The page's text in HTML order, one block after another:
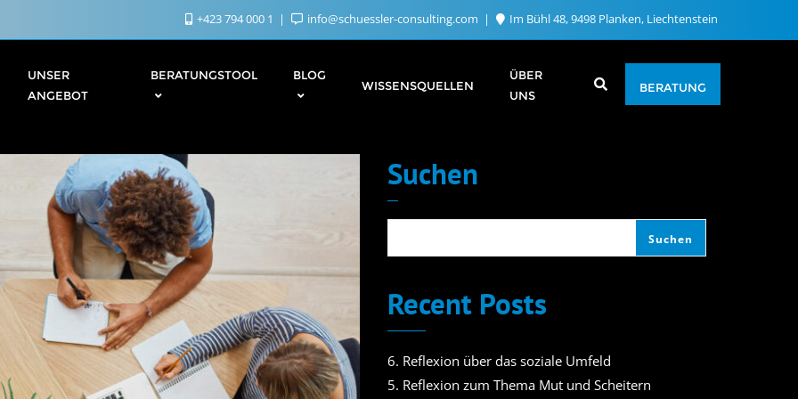
+423 794 000 1 info@schuessler-consulting.com Im Bühl 48, 9498 Planken, Liechtenstein
UNSER
ANGEBOT
BERATUNGSTOOL BLOG
WISSENSQUELLEN
ÜBER
UNS
BERATUNG
Suchen
Suchen
Recent Posts
6. Reflexion über das soziale Umfeld
5. Reflexion zum Thema Mut und Scheitern